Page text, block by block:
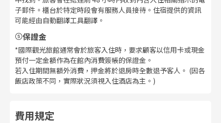
子郵件。櫃台於特定時段會有服務人員接待。住宿提供的資訊
可能經由自動翻譯工具翻譯。
保證金
*國際觀光旅館通常會於旅客入住時，要求顧客以信用卡或現金
預付一定金額作為在館內消費簽帳的保證金。
若入住期間無額外消費，押金將於退房時全數退予客人。 (因各
飯店政策不同，實際狀況須視入住酒店為主。)
費用規定